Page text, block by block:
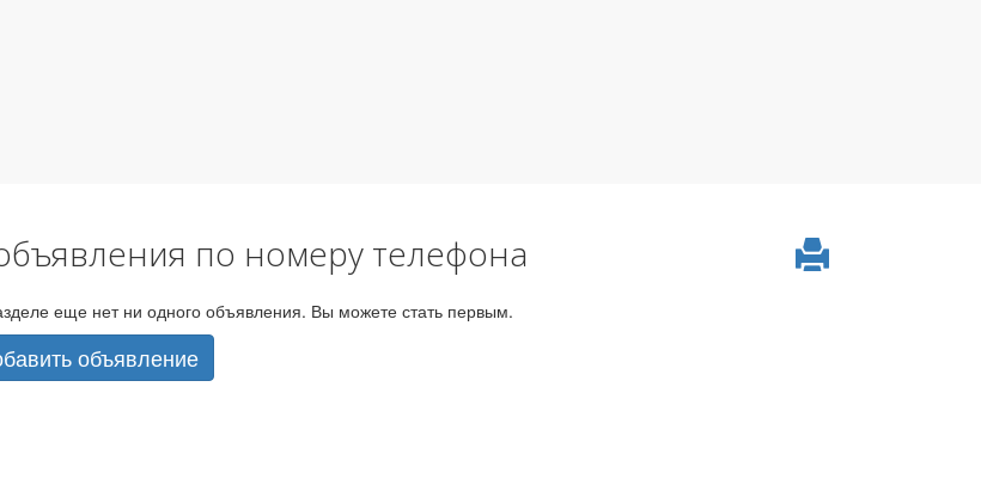
по номеру телефона
еще нет ни одного объявления. Вы можете стать первым.
объявление